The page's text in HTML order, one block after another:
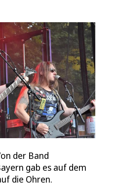
der Band
gab es auf dem
die Ohren.